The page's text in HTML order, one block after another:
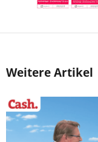
Weitere Artikel